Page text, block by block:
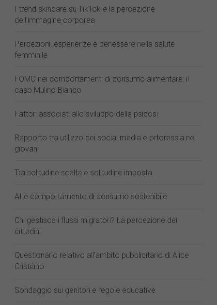
I trend skincare su TikTok e la percezione
dell'immagine corporea
Percezioni, esperienze e benessere nella salute
femminile
FOMO nei comportamenti di consumo alimentare: il
caso Mulino Bianco
Fattori associati allo sviluppo della psicosi
Rapporto tra utilizzo dei social media e ortoressia nei
giovani
Tra solitudine scelta e solitudine imposta
AI e comportamento di consumo sostenibile
Chi gestisce i flussi migratori? La percezione dei
cittadini
Questionario relativo all'ambito pubblicitario di Alice
Cristiano
Sondaggio sui genitori e regole educative